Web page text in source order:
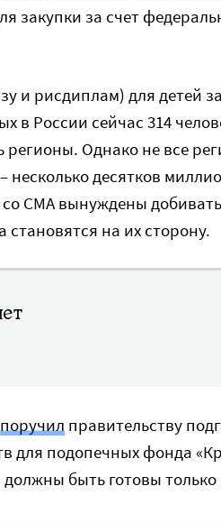
закупки за счет
и рисдиплам) для детей
в России сейчас 314
Однако не все
десятков
СМА вынуждены
становятся на их сторону.
поручил правительству
для подопечных фонда
быть готовы только